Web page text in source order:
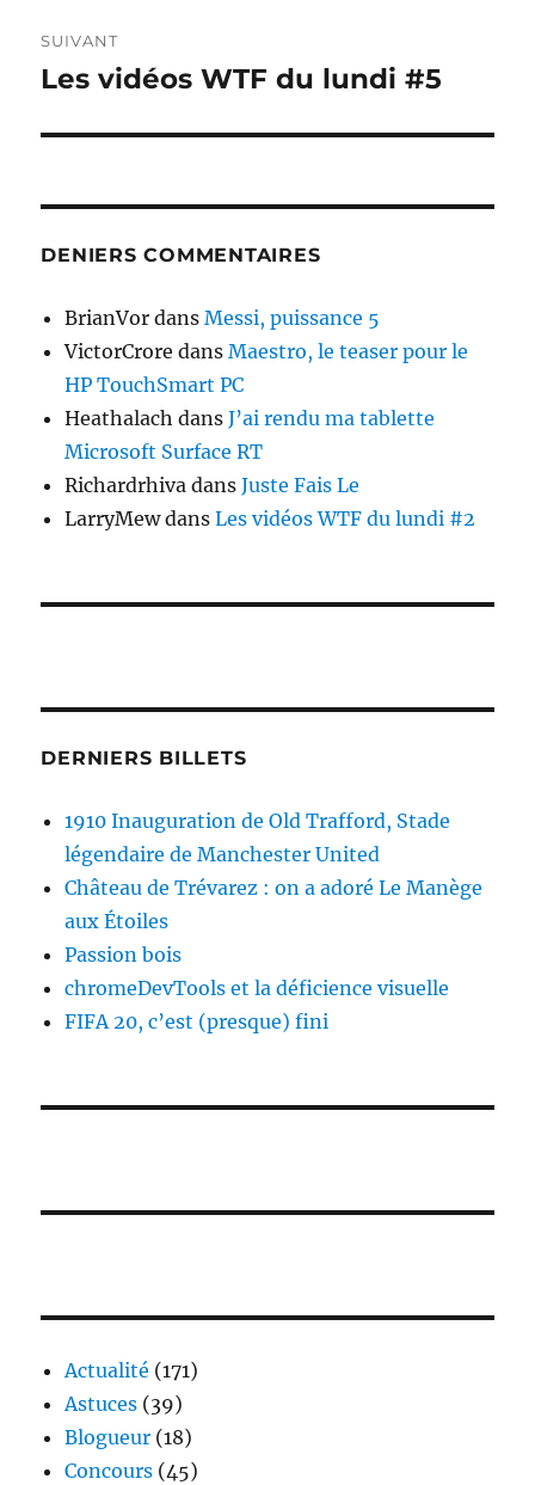
SUIVANT
Publication
Les vidéos WTF du lundi #5
DENIERS COMMENTAIRES
BrianVor dansMessi, puissance 5
VictorCrore dansMaestro, le teaser pour le
HP TouchSmart PC
Heathalach dansJ’ai rendu ma tablette
Microsoft Surface RT
Richardrhiva dansJuste Fais Le
LarryMewdansLes vidéos WTF du lundi #2
DERNIERS BILLETS
1910 Inauguration de Old Trafford, Stade
légendaire de Manchester United
Château de Trévarez : on a adoré Le Manège
aux Étoiles
Passion bois
chromeDevTools et la déficience visuelle
FIFA 20, c’est (presque) fini
Actualité (171)
Astuces (39)
Blogueur (18)
Concours (45)